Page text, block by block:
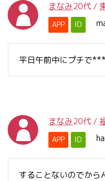
まなみ20代 /
APP ID
平日午前中にプチで
まなみ20代 /
APP ID
することないのでから